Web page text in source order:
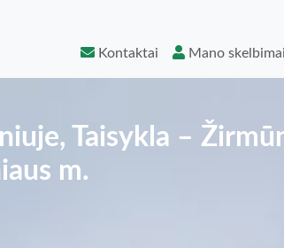
Kontaktai Mano skelbimai
Taisykla –
m.